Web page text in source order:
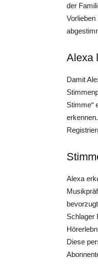
der
Alexa
Damit
Stimme“
Alexa
Schlager
Diese